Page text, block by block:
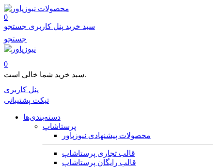
محصولات
0
سبد خرید پنل کاربری جستجو
جستجو
0
سبد خرید شما خالی است.
پنل کاربری
تیکت پشتیبانی
دسته‌بندی‌ها
پرستاشاپ
محصولات پیشنهادی نیوزپاور
قالب تجاری پرستاشاپ
قالب رایگان پرستاشاپ